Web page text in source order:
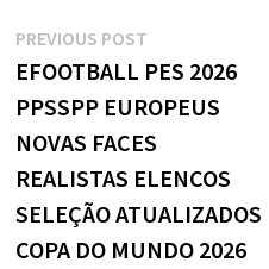
Navegação
de
Post
PREVIOUS POSTPrevious
post:
EFOOTBALL PES 2026
PPSSPP EUROPEUS
NOVAS FACES
REALISTAS ELENCOS
SELEÇÃO ATUALIZADOS
COPA DO MUNDO 2026